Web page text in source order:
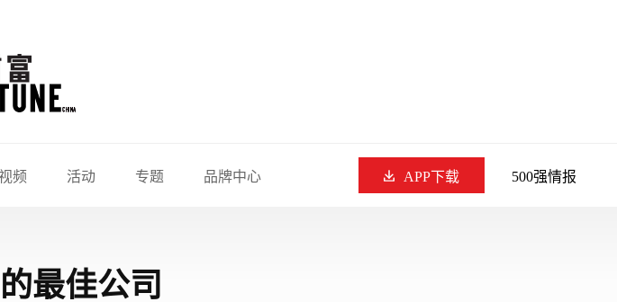
视频 活动 专题 品牌中心 APP下载 500强情报
最佳公司